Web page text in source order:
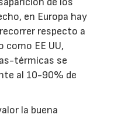
en Europa hay
respecto a
como EE UU,
térmicas se
al 10-90% de
la buena